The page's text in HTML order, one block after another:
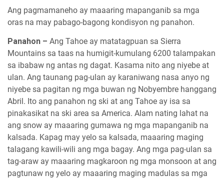
Ang pagmamaneho ay maaaring mapanganib sa mga
oras na may pabago-bagong kondisyon ng panahon.
Panahon – Ang Tahoe ay matatagpuan sa Sierra
Mountains sa taas na humigit-kumulang 6200 talampakan
sa ibabaw ng antas ng dagat. Kasama nito ang niyebe at
ulan. Ang taunang pag-ulan ay karaniwang nasa anyo ng
niyebe sa pagitan ng mga buwan ng Nobyembre hanggang
Abril. Ito ang panahon ng ski at ang Tahoe ay isa sa
pinakasikat na ski area sa America. Alam nating lahat na
ang snow ay maaaring gumawa ng mga mapanganib na
kalsada. Kapag may yelo sa kalsada, maaaring maging
talagang kawili-wili ang mga bagay. Ang mga pag-ulan sa
tag-araw ay maaaring magkaroon ng mga monsoon at ang
pagtunaw ng yelo ay maaaring maging madulas sa mga